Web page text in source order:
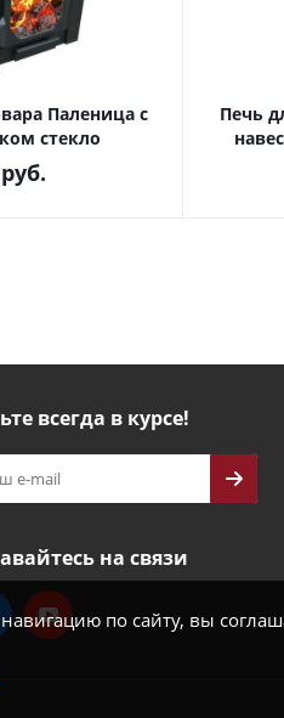
по сайту, вы
Паленица с
стекло
руб.
Печь
всегда в курсе!
на связи